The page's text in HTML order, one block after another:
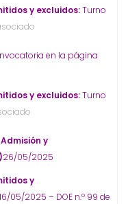
y excluidos:Turno
en la página
y excluidos:Turno
y
26/05/2025
y
05/2025 – DOE n.º 99 de